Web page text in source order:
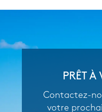
PRÊT À
Contactez-
votre